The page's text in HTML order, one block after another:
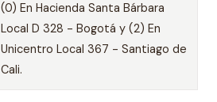
(0) En Hacienda Santa Bárbara
Local D 328 - Bogotá y (2) En
Unicentro Local 367 - Santiago de
Cali.